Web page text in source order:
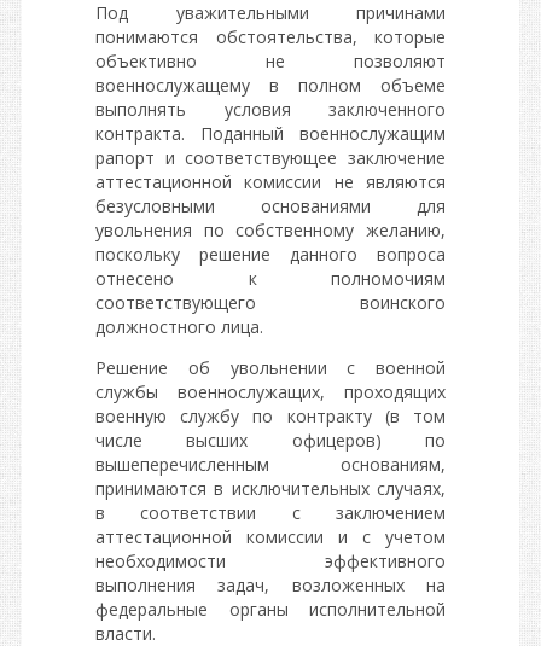
Под уважительными причинами
понимаются обстоятельства, которые
объективно не позволяют
военнослужащему в полном объеме
выполнять условия заключенного
контракта. Поданный военнослужащим
рапорт и соответствующее заключение
аттестационной комиссии не являются
безусловными основаниями для
увольнения по собственному желанию,
поскольку решение данного вопроса
отнесено к полномочиям
соответствующего воинского
должностного лица.
Решение об увольнении с военной
службы военнослужащих, проходящих
военную службу по контракту (в том
числе высших офицеров) по
вышеперечисленным основаниям,
принимаются в исключительных случаях,
в соответствии с заключением
аттестационной комиссии и с учетом
необходимости эффективного
выполнения задач, возложенных на
федеральные органы исполнительной
власти.